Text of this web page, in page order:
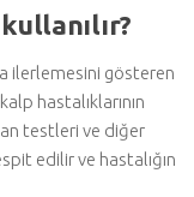
ilerlemesini gösteren
hastalıklarının
testleri ve diğer
edilir ve hastalığın